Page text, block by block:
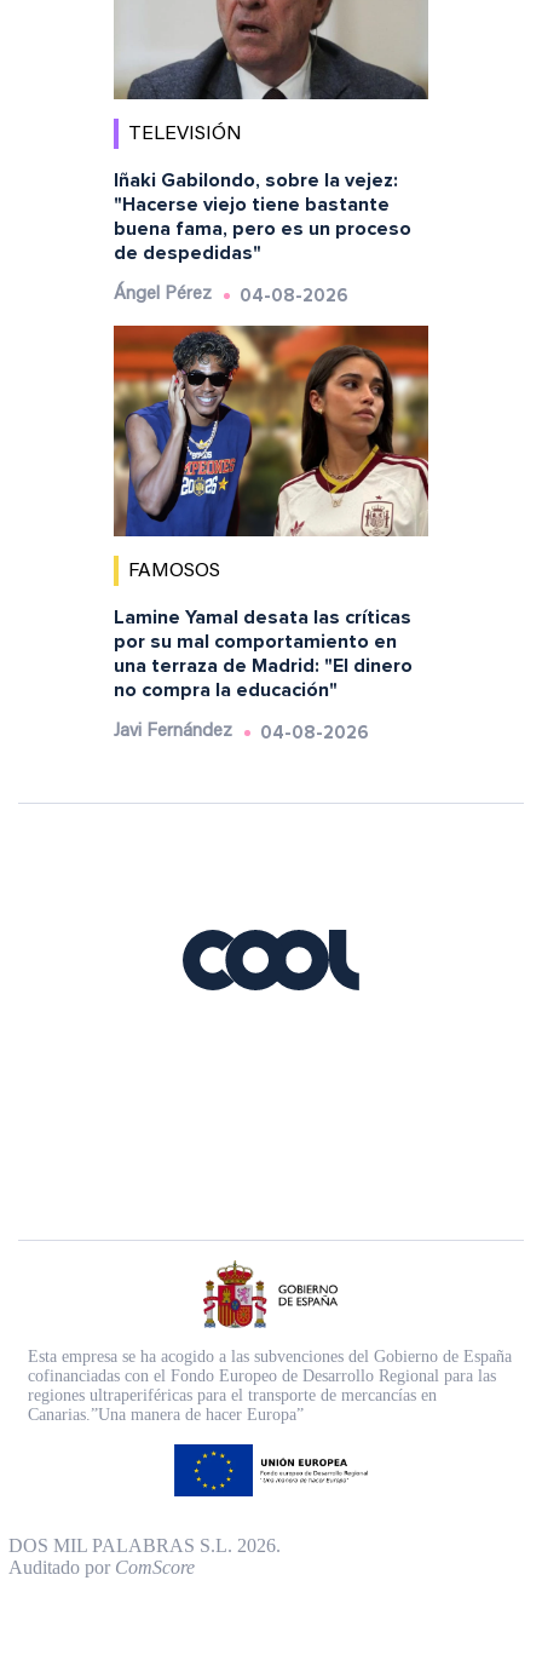
TELEVISIÓN
Iñaki Gabilondo, sobre la vejez:
"Hacerse viejo tiene bastante
buena fama, pero es un proceso
de despedidas"
Ángel Pérez 04-08-2026
FAMOSOS
Lamine Yamal desata las críticas
por su mal comportamiento en
una terraza de Madrid: "El dinero
no compra la educación"
Javi Fernández 04-08-2026
Esta empresa se ha acogido a las subvenciones del Gobierno de España
cofinanciadas con el Fondo Europeo de Desarrollo Regional para las
regiones ultraperiféricas para el transporte de mercancías en
Canarias.”Una manera de hacer Europa”
DOS MIL PALABRAS S.L. 2026.
Auditado por ComScore